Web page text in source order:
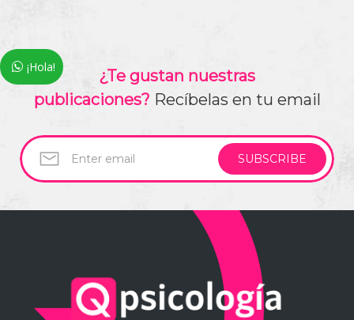
¿Te gustan nuestras
publicaciones? Recíbelas en tu email
¡Hola!